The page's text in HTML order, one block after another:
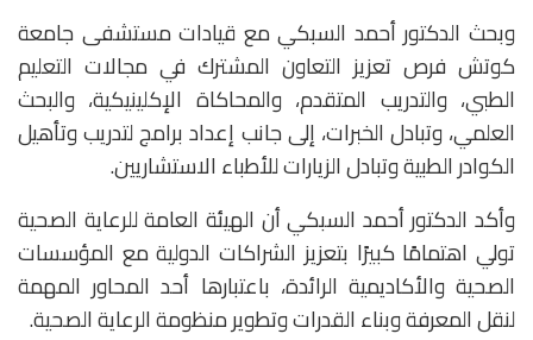
وبحث الدكتور أحمد السبكي مع قيادات مستشفى جامعة
كوتش فرص تعزيز التعاون المشترك في مجالات التعليم
الطبي، والتدريب المتقدم، والمحاكاة الإكلينيكية، والبحث
العلمي، وتبادل الخبرات، إلى جانب إعداد برامج لتدريب وتأهيل
الكوادر الطبية وتبادل الزيارات للأطباء الاستشاريين.
وأكد الدكتور أحمد السبكي أن الهيئة العامة للرعاية الصحية
تولي اهتمامًا كبيرًا بتعزيز الشراكات الدولية مع المؤسسات
الصحية والأكاديمية الرائدة، باعتبارها أحد المحاور المهمة
لنقل المعرفة وبناء القدرات وتطوير منظومة الرعاية الصحية.